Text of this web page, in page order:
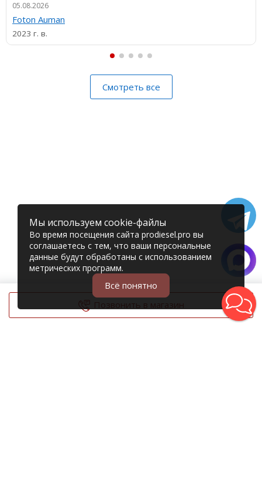
Позвонить в магазин
05.08.2026
Foton Auman
2023 г. в.
Смотреть все
© 2006 – 2026 Prodiesel
Мы используем cookie-файлы
Во время посещения сайта prodiesel.pro вы
соглашаетесь с тем, что ваши персональные
данные будут обработаны с использованием
метрических программ.
Всё понятно